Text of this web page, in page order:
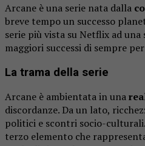
Arcane è una serie nata dalla
breve tempo un successo
serie più vista su Netflix ad
maggiori successi di sempre
La trama della serie
Arcane è ambientata in una
discordanze. Da un lato,
politici e scontri socio-
terzo elemento che